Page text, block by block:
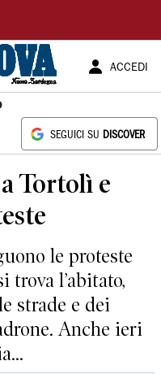
ACCEDI
SEGUICI SU DISCOVER
Tortolì e
le proteste
l’abitato,
strade e dei
Anche ieri